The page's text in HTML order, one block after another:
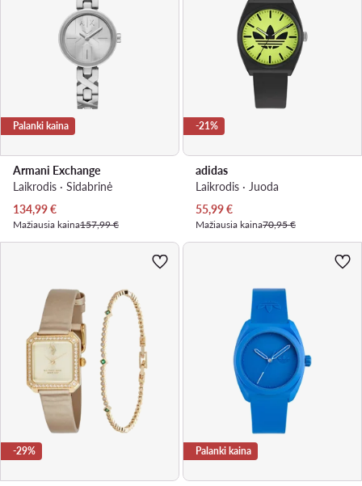
Palanki kaina
Armani Exchange
Laikrodis · Sidabrinė
Dabartinė kaina
134,99€
Mažiausia kaina157,99 €
-21%
adidas
Laikrodis · Juoda
Dabartinė kaina
55,99€
Mažiausia kaina70,95 €
-29% Palanki kaina